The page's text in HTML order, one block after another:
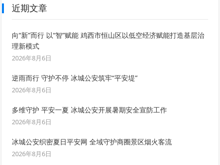
近期文章
向“新”而行 以“智”赋能 鸡西市恒山区以低空经济赋能打造基层治
理新模式
2026年8月6日
逆雨而行 守护不停 冰城公安筑牢“平安堤”
2026年8月6日
多维守护 平安一夏 冰城公安开展暑期安全宣防工作
2026年8月6日
冰城公安织密夏日平安网 全域守护商圈景区烟火客流
2026年8月6日